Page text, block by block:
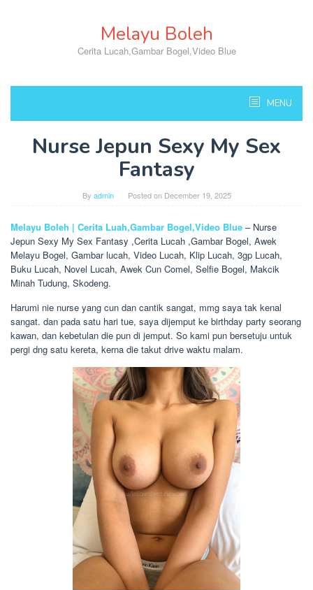
Melayu Boleh
Cerita Lucah,Gambar Bogel,Video Blue
MENU
Nurse Jepun Sexy My Sex
Fantasy
By admin Posted on December 19, 2025
Melayu Boleh | Cerita Luah,Gambar Bogel,Video Blue – Nurse
Jepun Sexy My Sex Fantasy ,Cerita Lucah ,Gambar Bogel, Awek
Melayu Bogel, Gambar lucah, Video Lucah, Klip Lucah, 3gp Lucah,
Buku Lucah, Novel Lucah, Awek Cun Comel, Selfie Bogel, Makcik
Minah Tudung, Skodeng.
Harumi nie nurse yang cun dan cantik sangat, mmg saya tak kenal
sangat. dan pada satu hari tue, saya dijemput ke birthday party seorang
kawan, dan kebetulan die pun di jemput. So kami pun bersetuju untuk
pergi dng satu kereta, kerna die takut drive waktu malam.